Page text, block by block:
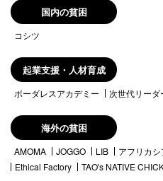
国内の貧困
コシツ
起業支援・人材育成
ボーダレスアカデミー 次世代リーダ
海外の貧困
AMOMA JOGGO LIB アフリカ
Ethical Factory
TAO's NATIVE